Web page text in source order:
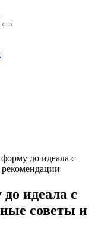
до идеала с
идеала с
советы и